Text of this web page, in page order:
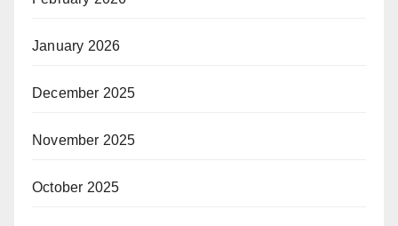
January 2026
December 2025
November 2025
October 2025